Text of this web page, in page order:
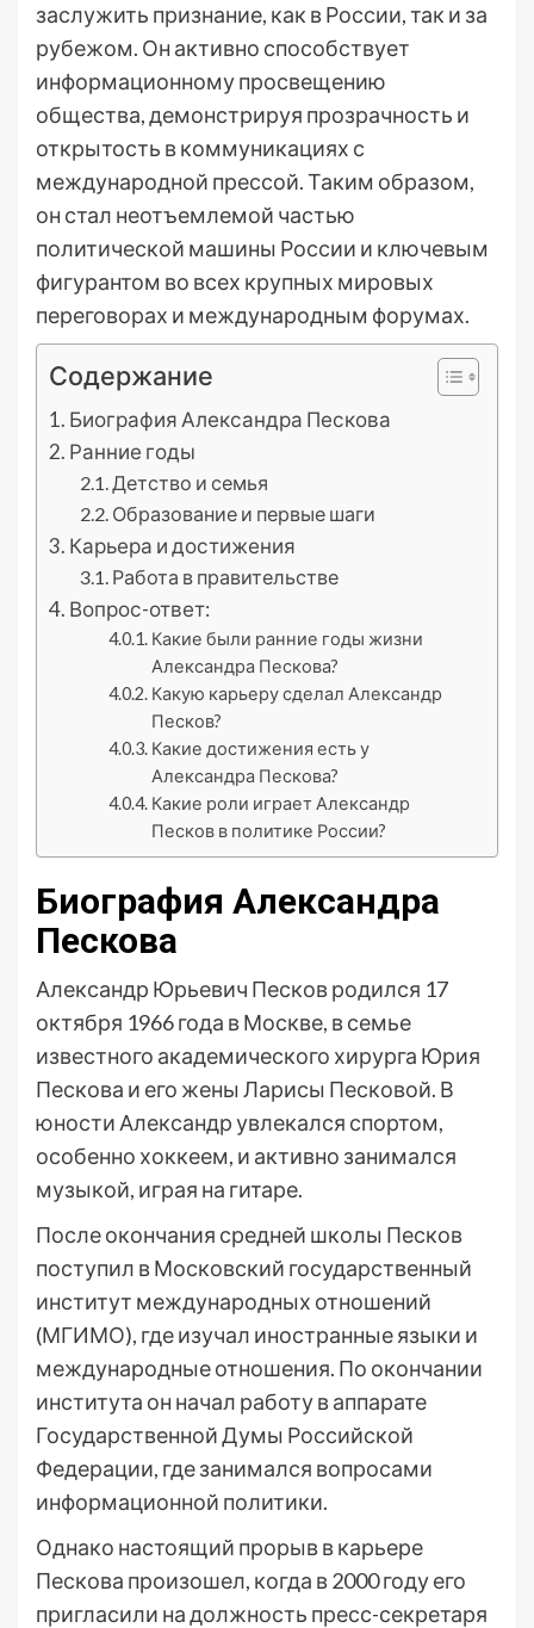
заслужить признание, как в России, так и за
рубежом. Он активно способствует
информационному просвещению
общества, демонстрируя прозрачность и
открытость в коммуникациях с
международной прессой. Таким образом,
он стал неотъемлемой частью
политической машины России и ключевым
фигурантом во всех крупных мировых
переговорах и международным форумах.
Содержание
Биография Александра Пескова
Ранние годы
Детство и семья
Образование и первые шаги
Карьера и достижения
Работа в правительстве
Вопрос-ответ:
Какие были ранние годы жизни
Александра Пескова?
Какую карьеру сделал Александр
Песков?
Какие достижения есть у
Александра Пескова?
Какие роли играет Александр
Песков в политике России?
Биография Александра
Пескова
Александр Юрьевич Песков родился 17
октября 1966 года в Москве, в семье
известного академического хирурга Юрия
Пескова и его жены Ларисы Песковой. В
юности Александр увлекался спортом,
особенно хоккеем, и активно занимался
музыкой, играя на гитаре.
После окончания средней школы Песков
поступил в Московский государственный
институт международных отношений
(МГИМО), где изучал иностранные языки и
международные отношения. По окончании
института он начал работу в аппарате
Государственной Думы Российской
Федерации, где занимался вопросами
информационной политики.
Однако настоящий прорыв в карьере
Пескова произошел, когда в 2000 году его
пригласили на должность пресс-секретаря